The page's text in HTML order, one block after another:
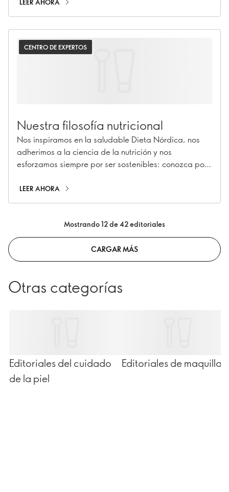
LEER AHORA
CENTRO DE EXPERTOS
Nuestra filosofía nutricional
Nos inspiramos en la saludable Dieta Nórdica, nos
adherimos a la ciencia de la nutrición y nos
esforzamos siempre por ser sostenibles: conozca por
LEER AHORA
Mostrando 12 de 42 editoriales
CARGAR MÁS
Otras categorías
Editoriales del cuidado
de la piel
Editoriales de